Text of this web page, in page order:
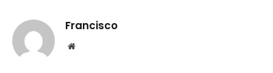
Francisco
Website